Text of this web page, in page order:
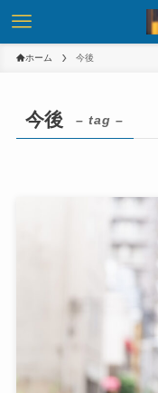
ホーム 今後
今後 – tag –